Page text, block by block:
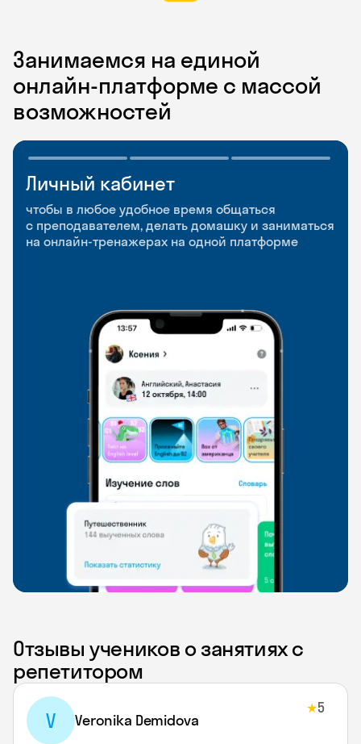
Занимаемся на единой
онлайн-платформе с массой
возможностей
Личный кабинет
чтобы в любое удобное время общаться
с преподавателем, делать домашку и заниматься
на онлайн-тренажерах на одной платформе
Мобильное
приложение
чтобы заниматься и изучать новые слова где
и когда удобно
Разговорные клубы
и Talks
Групповые занятия для разговорной практики
и индивидуальные встречи с преподавателями
Отзывы учеников о занятиях с
репетитором
V Veronika Demidova
★5